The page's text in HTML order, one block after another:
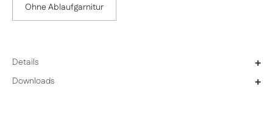
Ohne Ablaufgarnitur
Details +
Downloads +